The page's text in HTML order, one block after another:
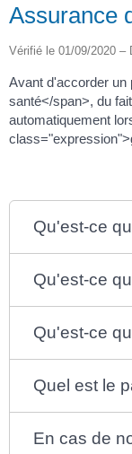
Assurance
Vérifié le 01/09/2020 –
Avant d'accorder un
santé</span>, du
automatiquement
Qu'est-ce
Qu'est-ce
Qu'est-ce
Quel est le
En cas de